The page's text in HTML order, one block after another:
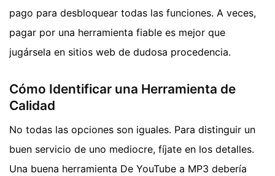
pago para desbloquear todas las funciones. A veces,
pagar por una herramienta fiable es mejor que
jugársela en sitios web de dudosa procedencia.
Cómo Identificar una Herramienta de
Calidad
No todas las opciones son iguales. Para distinguir un
buen servicio de uno mediocre, fíjate en los detalles.
Una buena herramienta De YouTube a MP3 debería